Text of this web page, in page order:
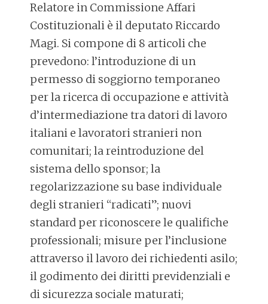
Relatore in Commissione Affari
Costituzionali è il deputato Riccardo
Magi. Si compone di 8 articoli che
prevedono: l’introduzione di un
permesso di soggiorno temporaneo
per la ricerca di occupazione e attività
d’intermediazione tra datori di lavoro
italiani e lavoratori stranieri non
comunitari; la reintroduzione del
sistema dello sponsor; la
regolarizzazione su base individuale
degli stranieri “radicati”; nuovi
standard per riconoscere le qualifiche
professionali; misure per l’inclusione
attraverso il lavoro dei richiedenti asilo;
il godimento dei diritti previdenziali e
di sicurezza sociale maturati;